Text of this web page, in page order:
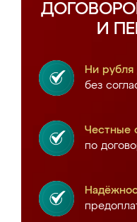
И
Ни рубля
без
Честные
по